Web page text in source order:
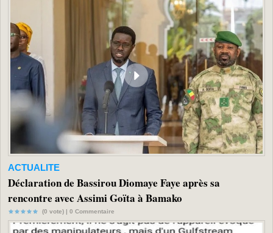
ACTUALITE
Déclaration de Bassirou Diomaye Faye après sa
rencontre avec Assimi Goïta à Bamako
(0 vote) | 0 Commentaire